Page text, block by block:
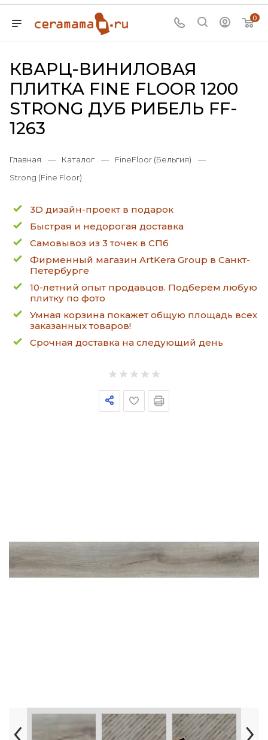
0
КВАРЦ-ВИНИЛОВАЯ
ПЛИТКА FINE FLOOR 1200
STRONG ДУБ РИБЕЛЬ FF-
1263
Главная — Каталог — FineFloor (Бельгия)
—
Strong (Fine Floor)
3D дизайн-проект в подарок
Быстрая и недорогая доставка
Самовывоз из 3 точек в СПб
Фирменный магазин ArtKera Group в Санкт-
Петербурге
10-летний опыт продавцов. Подберём любую
плитку по фото
Умная корзина покажет общую площадь всех
заказанных товаров!
Срочная доставка на следующий день